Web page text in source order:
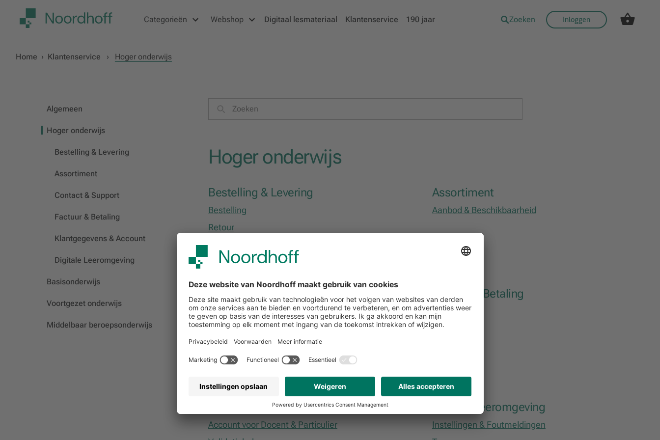
Categorieën Webshop Digitaal lesmateriaal Klantenservice 190 jaar Zoeken Inloggen
Home › Klantenservice › Hoger onderwijs
Algemeen
Hoger onderwijs
Bestelling & Levering
Assortiment
Contact & Support
Factuur & Betaling
Klantgegevens & Account
Digitale Leeromgeving
Basisonderwijs
Voortgezet onderwijs
Middelbaar beroepsonderwijs
Hoger onderwijs
Bestelling & Levering
Bestelling
Retour
Assortiment
Aanbod & Beschikbaarheid
Contact & Support
Waar kan ik terecht met mijn vraag over Studiemeister?
Waar kan ik terecht met mijn vraag over Hogeschooltaal?
Hoe kan ik contact opnemen met een accountmanager of
methodespecialist?
Factuur & Betaling
Factuur
Betaling
Klantgegevens & Account
Account voor Docent & Particulier
Digitale Leeromgeving
Instellingen & Foutmeldingen